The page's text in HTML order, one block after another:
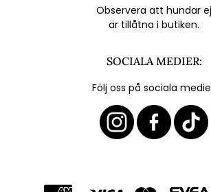
Observera att hundar ej
är tillåtna i butiken.
SOCIALA MEDIER:
Följ oss på sociala